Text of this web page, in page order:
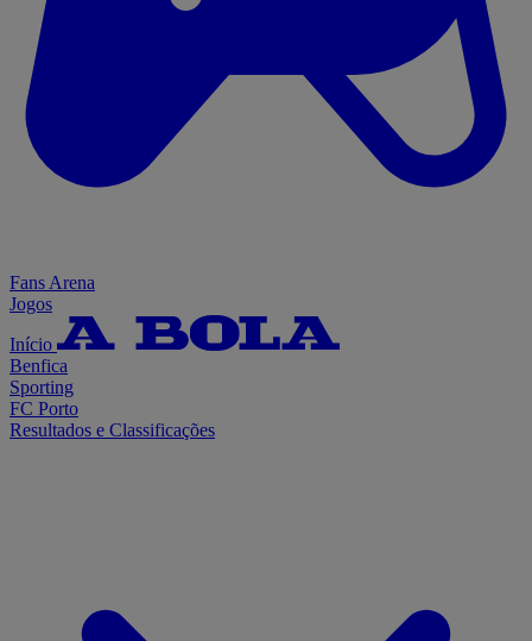
Fans Arena
Jogos
Início
Benfica
Sporting
FC Porto
Resultados e Classificações